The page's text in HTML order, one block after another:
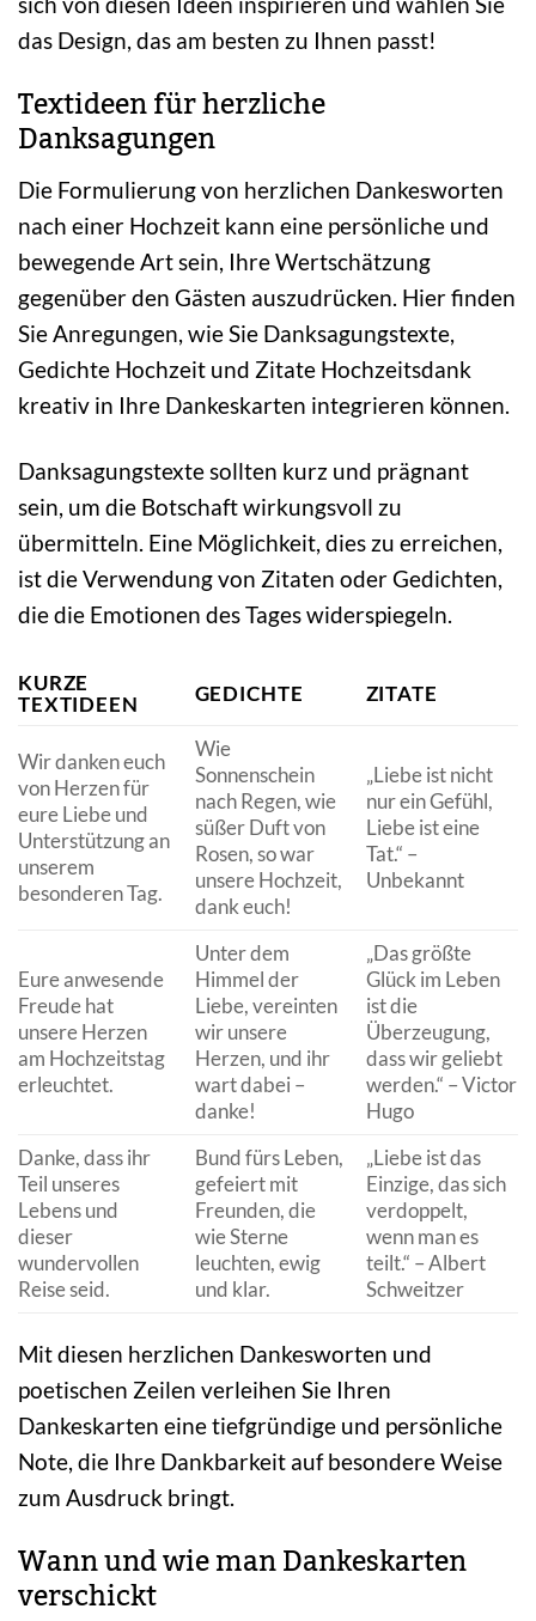
das Design, das am besten zu Ihnen passt!
Textideen für herzliche
Danksagungen
Die Formulierung von herzlichen Dankesworten
nach einer Hochzeit kann eine persönliche und
bewegende Art sein, Ihre Wertschätzung
gegenüber den Gästen auszudrücken. Hier finden
Sie Anregungen, wie Sie Danksagungstexte,
Gedichte Hochzeit und Zitate Hochzeitsdank
kreativ in Ihre Dankeskarten integrieren können.
Danksagungstexte sollten kurz und prägnant
sein, um die Botschaft wirkungsvoll zu
übermitteln. Eine Möglichkeit, dies zu erreichen,
ist die Verwendung von Zitaten oder Gedichten,
die die Emotionen des Tages widerspiegeln.
KURZE
TEXTIDEEN
GEDICHTE ZITATE
Wir danken euch
von Herzen für
eure Liebe und
Unterstützung an
unserem
besonderen Tag.
Wie
Sonnenschein
nach Regen, wie
süßer Duft von
Rosen, so war
unsere Hochzeit,
dank euch!
„Liebe ist nicht
nur ein Gefühl,
Liebe ist eine
Tat.“ –
Unbekannt
Eure anwesende
Freude hat
unsere Herzen
am Hochzeitstag
erleuchtet.
Unter dem
Himmel der
Liebe, vereinten
wir unsere
Herzen, und ihr
wart dabei –
danke!
„Das größte
Glück im Leben
ist die
Überzeugung,
dass wir geliebt
werden.“ – Victor
Hugo
Danke, dass ihr
Teil unseres
Lebens und
dieser
wundervollen
Reise seid.
Bund fürs Leben,
gefeiert mit
Freunden, die
wie Sterne
leuchten, ewig
und klar.
„Liebe ist das
Einzige, das sich
verdoppelt,
wenn man es
teilt.“ – Albert
Schweitzer
Mit diesen herzlichen Dankesworten und
poetischen Zeilen verleihen Sie Ihren
Dankeskarten eine tiefgründige und persönliche
Note, die Ihre Dankbarkeit auf besondere Weise
zum Ausdruck bringt.
Wann und wie man Dankeskarten
verschickt